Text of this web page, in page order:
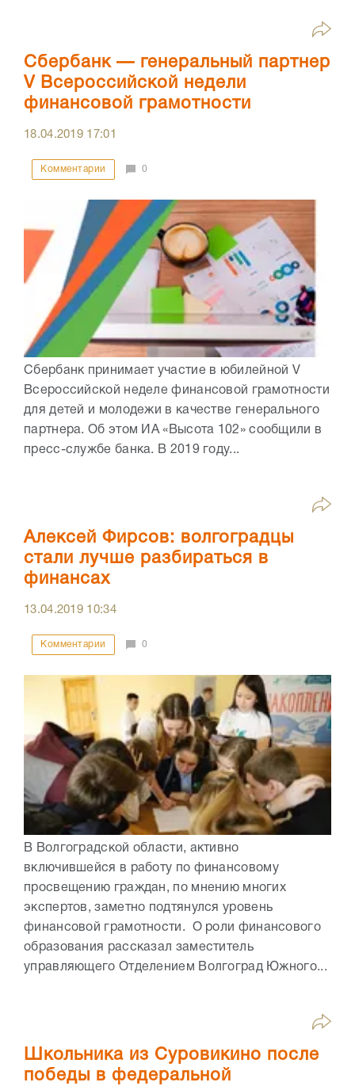
Сбербанк — генеральный партнер
V Всероссийской недели
финансовой грамотности
18.04.2019 17:01
Комментарии 0
Сбербанк принимает участие в юбилейной V
Всероссийской неделе финансовой грамотности
для детей и молодежи в качестве генерального
партнера. Об этом ИА «Высота 102» сообщили в
пресс-службе банка. В 2019 году...
Алексей Фирсов: волгоградцы
стали лучше разбираться в
финансах
13.04.2019 10:34
Комментарии 0
В Волгоградской области, активно
включившейся в работу по финансовому
просвещению граждан, по мнению многих
экспертов, заметно подтянулся уровень
финансовой грамотности. О роли финансового
образования рассказал заместитель
управляющего Отделением Волгоград Южного...
Школьника из Суровикино после
победы в федеральной